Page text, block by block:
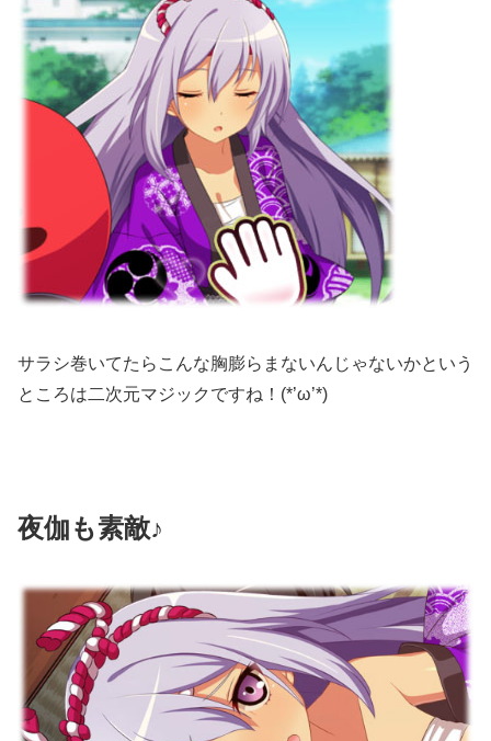
サラシ巻いてたらこんな胸膨らまないんじゃないかという
ところは二次元マジックですね！(*’ω’*)
夜伽も素敵♪